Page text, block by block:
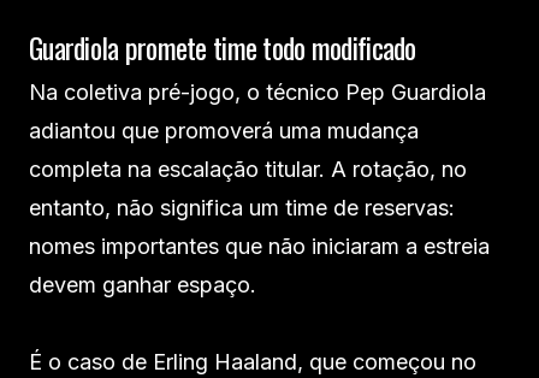
Guardiola promete time todo modificado
Na coletiva pré-jogo, o técnico Pep Guardiola
adiantou que promoverá uma mudança
completa na escalação titular. A rotação, no
entanto, não significa um time de reservas:
nomes importantes que não iniciaram a estreia
devem ganhar espaço.
É o caso de Erling Haaland, que começou no